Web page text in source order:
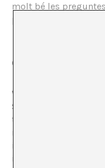
molt bé les
projecte:
Who?
Comencem!
Who?
Sónar+D, la secció
teòrica, inclusiva i
macroesdeveniment
indústries culturals.
interdisciplinària que